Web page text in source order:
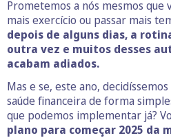
Prometemos a nós mesmos
mais exercício ou passar mais
depois de alguns dias, a
outra vez e muitos desses
acabam adiados.
Mas e se, este ano,
saúde financeira de forma
que podemos implementar já?
plano para começar 2025 da